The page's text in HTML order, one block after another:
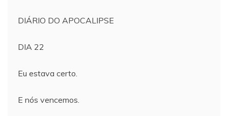
DIÁRIO DO APOCALIPSE
DIA 22
Eu estava certo.
E nós vencemos.